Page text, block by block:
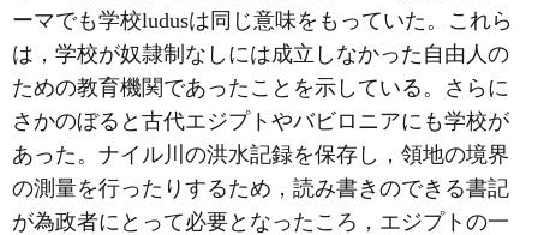
ーマでも学校ludusは同じ意味をもっていた。これら
は，学校が奴隷制なしには成立しなかった自由人の
ための教育機関であったことを示している。さらに
さかのぼると古代エジプトやバビロニアにも学校が
あった。ナイル川の洪水記録を保存し，領地の境界
の測量を行ったりするため，読み書きのできる書記
が為政者にとって必要となったころ，エジプトの一